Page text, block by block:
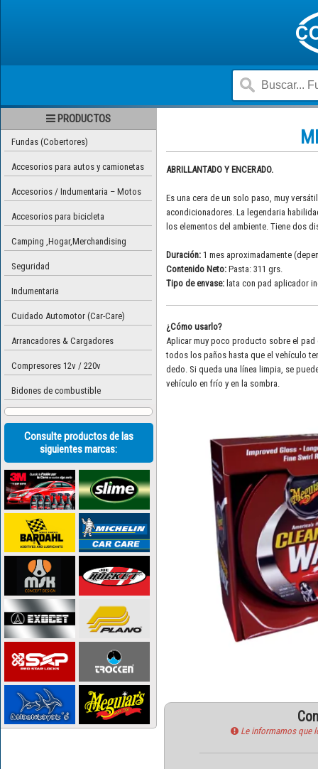
PRODUCTOS
Fundas (Cobertores)
Accesorios para autos y camionetas
Accesorios / Indumentaria – Motos
Accesorios para bicicleta
Camping ,Hogar,Merchandising
Seguridad
Indumentaria
Cuidado Automotor (Car-Care)
Arrancadores & Cargadores
Compresores 12v / 220v
Bidones de combustible
Consulte productos de las
siguientes marcas:
ABRILLANTADO Y ENCERADO.
Es una cera de un solo paso, muy
acondicionadores. La legendaria
los elementos del ambiente. Tiene dos
Duración: 1 mes aproximadamente
Contenido Neto: Pasta: 311 grs.
Tipo de envase: lata con pad aplicador
¿Cómo usarlo?
Aplicar muy poco producto sobre el pad
todos los paños hasta que el vehículo
dedo. Si queda una línea limpia, se
vehículo en frío y en la sombra.
Le informamos que